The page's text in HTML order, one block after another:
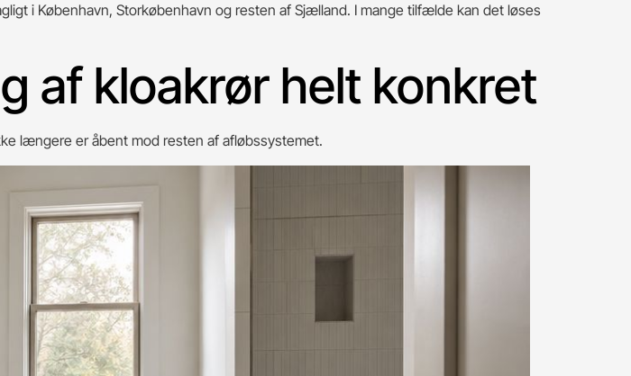
i København, Storkøbenhavn og resten af Sjælland. I mange tilfælde kan det løses
af kloakrør helt konkret
længere er åbent mod resten af afløbssystemet.